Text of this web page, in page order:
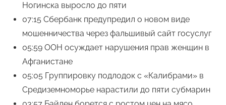
Ногинска выросло до пяти
07:15 Сбербанк предупредил о новом виде
мошенничества через фальшивый сайт госуслуг
05:59 ООН осуждает нарушения прав женщин в
Афганистане
05:05 Группировку подлодок с «Калибрами» в
Средиземноморье нарастили до пяти субмарин